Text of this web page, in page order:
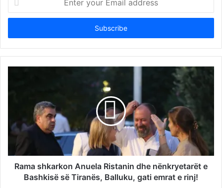
your
Email
Rama shkarkon Anuela Ristanin dhe nënkryetarët e
Bashkisë së Tiranës, Balluku, gati emrat e rinj!